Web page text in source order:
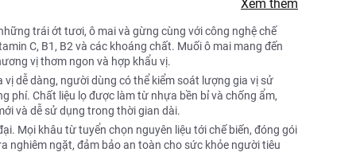
Xem thêm
trái ớt tươi, ô mai và gừng cùng với công nghệ chế
C, B1, B2 và các khoáng chất. Muối ô mai mang đến
vị thơm ngon và hợp khẩu vị.
dễ dàng, người dùng có thể kiểm soát lượng gia vị sử
phí. Chất liệu lọ được làm từ nhựa bền bỉ và chống ẩm,
và dễ sử dụng trong thời gian dài.
Mọi khâu từ tuyển chọn nguyên liệu tới chế biến, đóng gói
nghiêm ngặt, đảm bảo an toàn cho sức khỏe người tiêu